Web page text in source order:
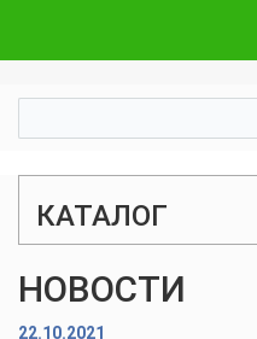
КАТАЛОГ
НОВОСТИ
22.10.2021